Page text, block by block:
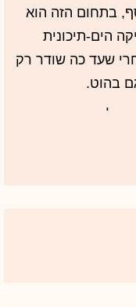
בתחום הזה הוא
הים-תיכונית
שאחרי שעד כה שודר רק
של ארומה מיוזיק
שלומי שבת, עדן